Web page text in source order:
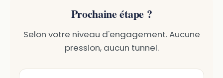
Prochaine étape ?
Selon votre niveau d'engagement. Aucune
pression, aucun tunnel.